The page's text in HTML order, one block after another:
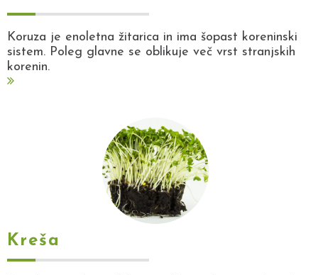
Koruza je enoletna žitarica in ima šopast koreninski
sistem. Poleg glavne se oblikuje več vrst stranjskih
korenin.
Kreša